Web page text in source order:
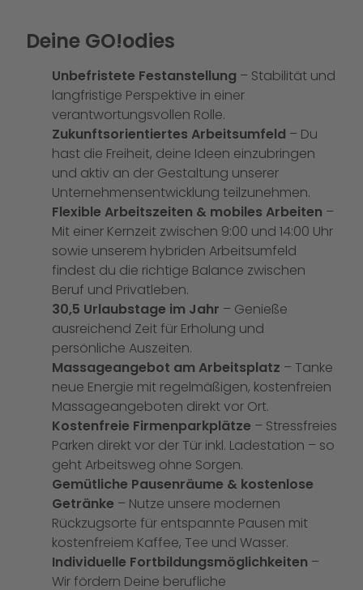
Deine GO!odies
Unbefristete Festanstellung – Stabilität und
langfristige Perspektive in einer
verantwortungsvollen Rolle.
Zukunftsorientiertes Arbeitsumfeld – Du
hast die Freiheit, deine Ideen einzubringen
und aktiv an der Gestaltung unserer
Unternehmensentwicklung teilzunehmen.
Flexible Arbeitszeiten & mobiles Arbeiten –
Mit einer Kernzeit zwischen 9:00 und 14:00 Uhr
sowie unserem hybriden Arbeitsumfeld
findest du die richtige Balance zwischen
Beruf und Privatleben.
30,5 Urlaubstage im Jahr – Genieße
ausreichend Zeit für Erholung und
persönliche Auszeiten.
Massageangebot am Arbeitsplatz – Tanke
neue Energie mit regelmäßigen, kostenfreien
Massageangeboten direkt vor Ort.
Kostenfreie Firmenparkplätze – Stressfreies
Parken direkt vor der Tür inkl. Ladestation – so
geht Arbeitsweg ohne Sorgen.
Gemütliche Pausenräume & kostenlose
Getränke – Nutze unsere modernen
Rückzugsorte für entspannte Pausen mit
kostenfreiem Kaffee, Tee und Wasser.
Individuelle Fortbildungsmöglichkeiten –
Wir fördern Deine berufliche